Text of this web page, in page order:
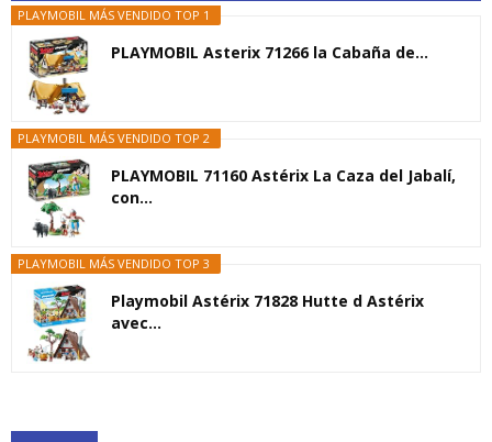
PLAYMOBIL MÁS VENDIDO TOP 1
PLAYMOBIL Asterix 71266 la Cabaña de...
PLAYMOBIL MÁS VENDIDO TOP 2
PLAYMOBIL 71160 Astérix La Caza del Jabalí,
con...
PLAYMOBIL MÁS VENDIDO TOP 3
Playmobil Astérix 71828 Hutte d Astérix
avec...